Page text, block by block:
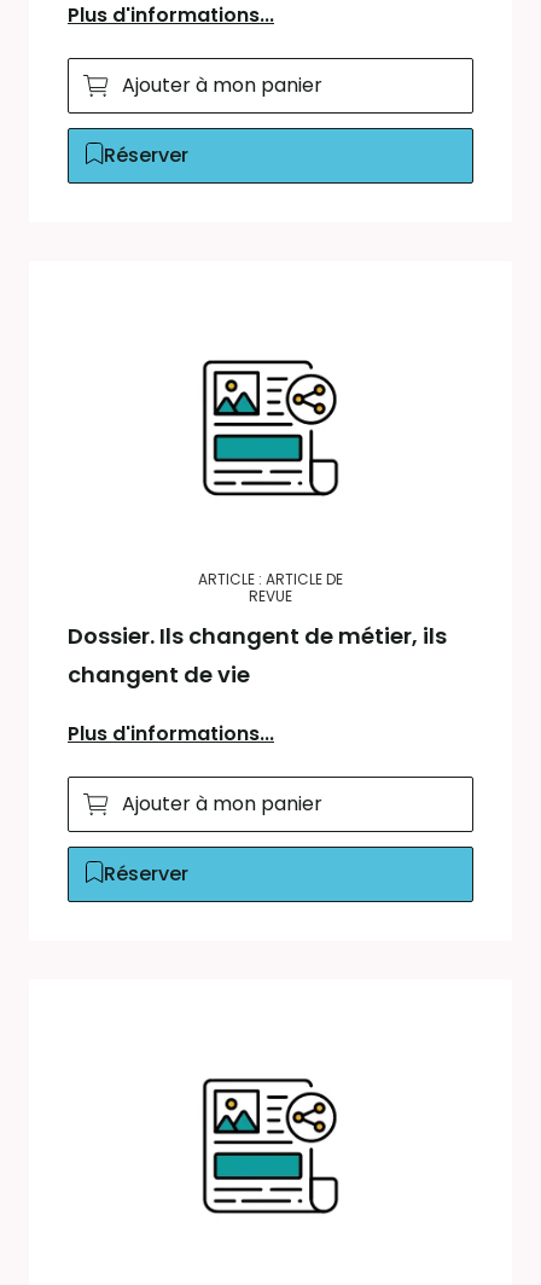
Plus d'informations...
Ajouter à mon panier
Réserver
ARTICLE : ARTICLE DE
REVUE
Dossier. Ils changent de métier, ils
changent de vie
Plus d'informations...
Ajouter à mon panier
Réserver